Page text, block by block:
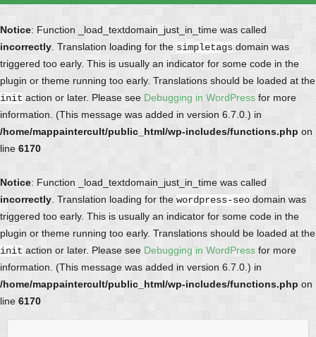
Notice: Function _load_textdomain_just_in_time was called
incorrectly . Translation loading for the simpletags domain was
triggered too early. This is usually an indicator for some code in the
plugin or theme running too early. Translations should be loaded at the
init action or later. Please see Debugging in WordPress for more
information. (This message was added in version 6.7.0.) in
/home/mappaintercult/public_html/wp-includes/functions.php on
line 6170
Notice: Function _load_textdomain_just_in_time was called
incorrectly . Translation loading for the wordpress-seo domain was
triggered too early. This is usually an indicator for some code in the
plugin or theme running too early. Translations should be loaded at the
init action or later. Please see Debugging in WordPress for more
information. (This message was added in version 6.7.0.) in
/home/mappaintercult/public_html/wp-includes/functions.php on
line 6170